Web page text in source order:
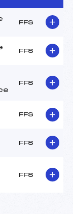
FFS
FFS
FFS
FFS
FFS
FFS